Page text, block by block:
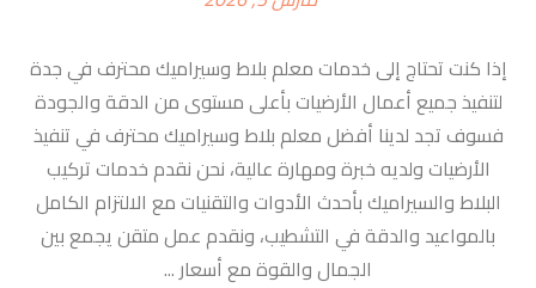
إذا كنت تحتاج إلى خدمات معلم بلاط وسيراميك محترف في جدة
لتنفيذ جميع أعمال الأرضيات بأعلى مستوى من الدقة والجودة
فسوف تجد لدينا أفضل معلم بلاط وسيراميك محترف في تنفيذ
الأرضيات ولديه خبرة ومهارة عالية، نحن نقدم خدمات تركيب
البلاط والسيراميك بأحدث الأدوات والتقنيات مع الالتزام الكامل
بالمواعيد والدقة في التشطيب، ونقدم عمل متقن يجمع بين
الجمال والقوة مع أسعار ...